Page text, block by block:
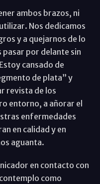
ambos brazos, ni
Nos dedicamos
y a quejarnos de lo
pasar por delante sin
cansado de
de plata” y
revista de los
entorno, a añorar el
enfermedades
en calidad y en
aguanta.
en contacto con
como